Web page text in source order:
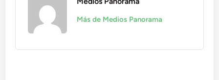
Más de Medios Panorama